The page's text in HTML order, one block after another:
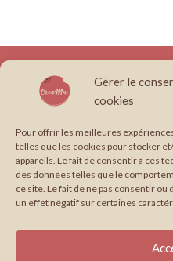
Gérer le
cookies
Pour offrir les meilleures
telles que les cookies pour stocker
appareils. Le fait de consentir à ces
des données telles que le
ce site. Le fait de ne pas consentir
un effet négatif sur certaines
Création site internet, graphisme
Édition : Formule cerise
Envie de travailler
Graphisme : Formule coco
Mentions légales
Mes Services
Panier
Papeterie
Papeterie : Formule vanille-fraise
Portfolio
Suivi de
Web : Formule citron